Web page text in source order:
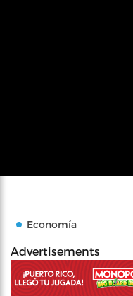
Economía
Advertisements